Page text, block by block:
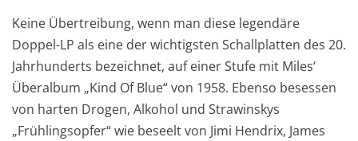
Keine Übertreibung, wenn man diese legendäre
Doppel-LP als eine der wichtigsten Schallplatten des 20.
Jahrhunderts bezeichnet, auf einer Stufe mit Miles‘
Überalbum „Kind Of Blue“ von 1958. Ebenso besessen
von harten Drogen, Alkohol und Strawinskys
„Frühlingsopfer“ wie beseelt von Jimi Hendrix, James